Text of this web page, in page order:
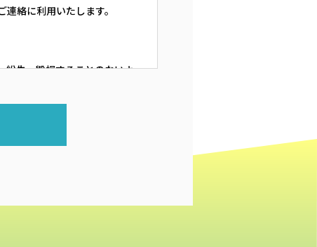
絡に利用いたします。
紛失、毀損することのないよ
を社外に委託する場合は、
直接医院にお電話でご連絡い